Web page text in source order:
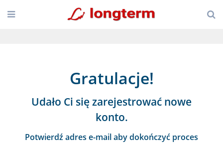
Gratulacje!
Udało Ci się zarejestrować nowe
konto.
Potwierdź adres e-mail aby dokończyć proces